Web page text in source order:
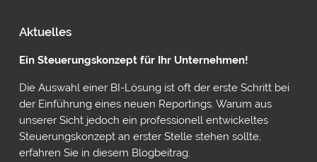
Aktuelles
Ein Steuerungskonzept für Ihr Unternehmen!
Die Auswahl einer BI-Lösung ist oft der erste Schritt bei
der Einführung eines neuen Reportings. Warum aus
unserer Sicht jedoch ein professionell entwickeltes
Steuerungskonzept an erster Stelle stehen sollte,
erfahren Sie in diesem Blogbeitrag.